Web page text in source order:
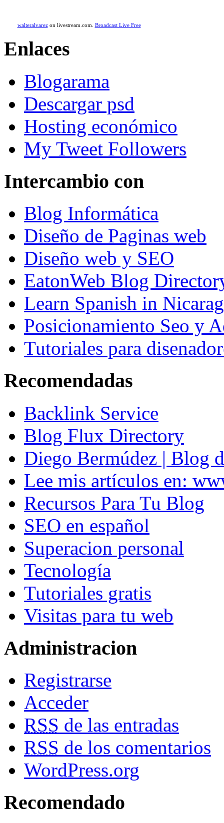
walteralvarezon livestream.com. Broadcast Live Free
Enlaces
Blogarama
Descargar psd
Hosting económico
My Tweet Followers
Intercambio con
Blog Informática
Diseño de Paginas web
Diseño web y SEO
EatonWeb Blog
Learn Spanish in
Posicionamiento Seo y
Tutoriales para
Recomendadas
Backlink Service
Blog Flux Directory
Diego Bermúdez | Blog
Lee mis artículos en:
Recursos Para Tu Blog
SEO en español
Superacion personal
Tecnología
Tutoriales gratis
Visitas para tu web
Administracion
Registrarse
Acceder
RSS de las entradas
RSS de los comentarios
WordPress.org
Recomendado